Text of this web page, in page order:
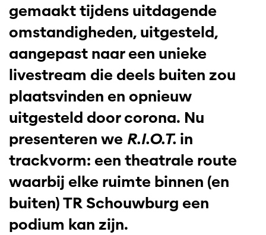
gemaakt tijdens uitdagende
omstandigheden, uitgesteld,
aangepast naar een unieke
livestream die deels buiten zou
plaatsvinden en opnieuw
uitgesteld door corona. Nu
presenteren we R.I.O.T. in
trackvorm: een theatrale route
waarbij elke ruimte binnen (en
buiten) TR Schouwburg een
podium kan zijn.